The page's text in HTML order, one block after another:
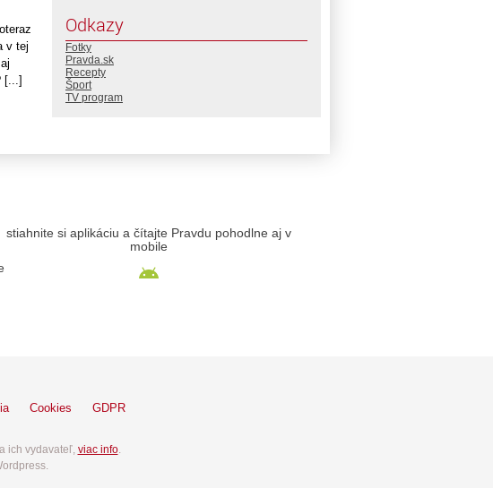
v tej
[...]
Odkazy
Fotky
Pravda.sk
Recepty
Šport
TV program
stiahnite si aplikáciu a čítajte Pravdu pohodlne aj v
mobile
Cookies GDPR
ich vydavateľ, viac info.